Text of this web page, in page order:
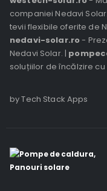
companiei Nedavi
tevii flexibile oferite de
nedavi-solar.ro-
Nedavi Solar. |
soluțiilor de încălzire cu
by Tech Stack Apps